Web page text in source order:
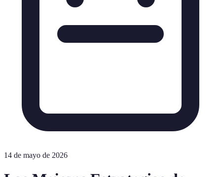
14 de mayo de 2026